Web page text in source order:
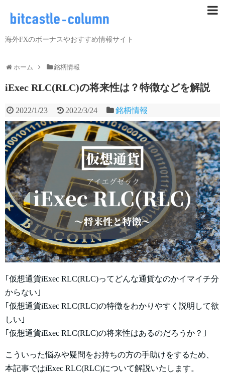
海外FXのボーナスやおすすめ情報サイト
ホーム 銘柄情報
iExec RLC(RLC)の将来性は？特徴などを解説
2022/1/23 2022/3/24 銘柄情報
｢仮想通貨iExec RLC(RLC)ってどんな通貨なのかイマイチ分
からない｣
｢仮想通貨iExec RLC(RLC)の特徴をわかりやすく説明して欲
しい｣
｢仮想通貨iExec RLC(RLC)の将来性はあるのだろうか？｣
こういった悩みや疑問をお持ちの方の手助けをするため、
本記事ではiExec RLC(RLC)について解説いたします。